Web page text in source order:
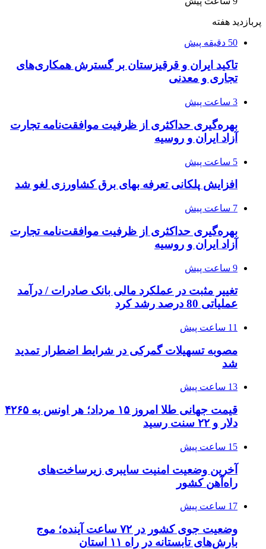
پربازدید هفته
50 دقیقه پیش
تاکید ایران و قرقیزستان بر گسترش همکاری‌های
تجاری و معدنی
3 ساعت پیش
بهره‌گیری حداکثری از ظرفیت موافقت‌نامه تجارت
آزاد ایران و روسیه
5 ساعت پیش
افزایش پلکانی تعرفه بهای برق کشاورزی لغو شد
7 ساعت پیش
بهره‌گیری حداکثری از ظرفیت موافقت‌نامه تجارت
آزاد ایران و روسیه
9 ساعت پیش
تغییر مثبت در عملکرد مالی بانک صادرات / درآمد
عملیاتی 80 درصد رشد کرد
11 ساعت پیش
مصوبه تسهیلات گمرکی در شرایط اضطرار تمدید
شد
13 ساعت پیش
قیمت جهانی طلا امروز ۱۵ مرداد؛ هر اونس به ۴۲۶۵
دلار و ۲۲ سنت رسید
15 ساعت پیش
آخرین وضعیت امنیت سایبری زیرساخت‌های
راه‌آهن کشور
17 ساعت پیش
وضعیت جوی کشور در ۷۲ ساعت آینده؛ موج
بارش‌های تابستانه در راه ۱۱ استان